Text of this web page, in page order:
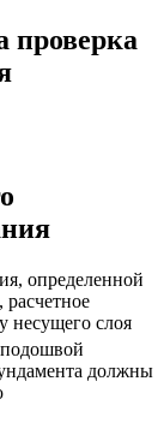
проверка
определенной
у несущего слоя
подошвой
должны